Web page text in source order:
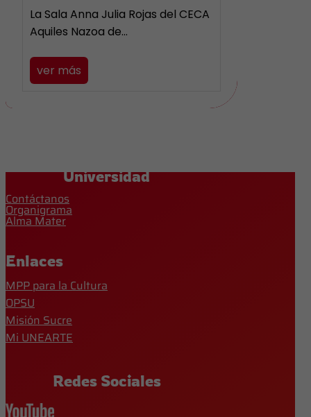
La Sala Anna Julia Rojas del CECA
Aquiles Nazoa de…
ver más
Universidad
Contáctanos
Organigrama
Alma Mater
Enlaces
MPP para la Cultura
OPSU
Misión Sucre
Mi UNEARTE
Redes Sociales